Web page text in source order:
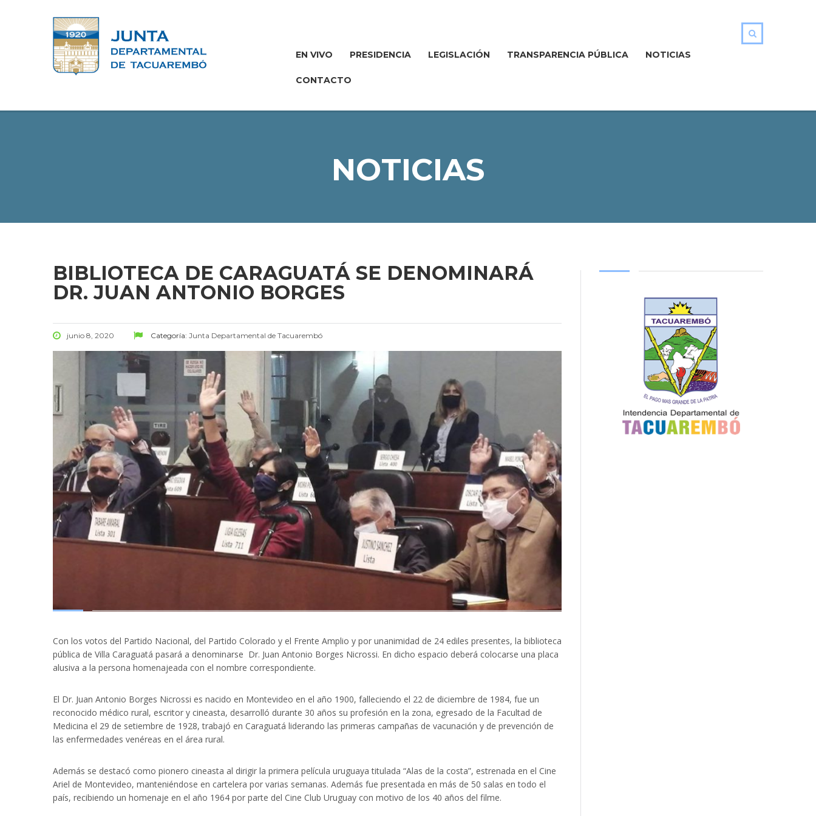
EN VIVO PRESIDENCIA LEGISLACIÓN TRANSPARENCIA PÚBLICA NOTICIAS
CONTACTO
NOTICIAS
BIBLIOTECA DE CARAGUATÁ SE DENOMINARÁ
DR. JUAN ANTONIO BORGES
junio 8, 2020 Categoría: Junta Departamental de Tacuarembó
Con los votos del Partido Nacional, del Partido Colorado y el Frente Amplio y por unanimidad de 24 ediles presentes, la biblioteca
pública de Villa Caraguatá pasará a denominarse Dr. Juan Antonio Borges Nicrossi. En dicho espacio deberá colocarse una placa
alusiva a la persona homenajeada con el nombre correspondiente.
El Dr. Juan Antonio Borges Nicrossi es nacido en Montevideo en el año 1900, falleciendo el 22 de diciembre de 1984, fue un
reconocido médico rural, escritor y cineasta, desarrolló durante 30 años su profesión en la zona, egresado de la Facultad de
Medicina el 29 de setiembre de 1928, trabajó en Caraguatá liderando las primeras campañas de vacunación y de prevención de
las enfermedades venéreas en el área rural.
Además se destacó como pionero cineasta al dirigir la primera película uruguaya titulada “Alas de la costa”, estrenada en el Cine
Ariel de Montevideo, manteniéndose en cartelera por varias semanas. Además fue presentada en más de 50 salas en todo el
país, recibiendo un homenaje en el año 1964 por parte del Cine Club Uruguay con motivo de los 40 años del filme.